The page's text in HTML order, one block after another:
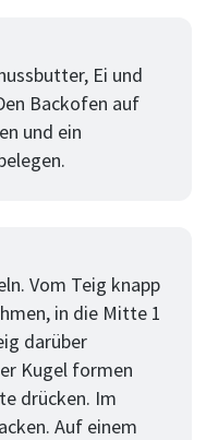
Ei und
Backofen auf
und ein
Vom Teig knapp
in die Mitte 1
darüber
Kugel formen
drücken. Im
Auf einem